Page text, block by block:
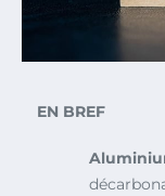
EN BREF